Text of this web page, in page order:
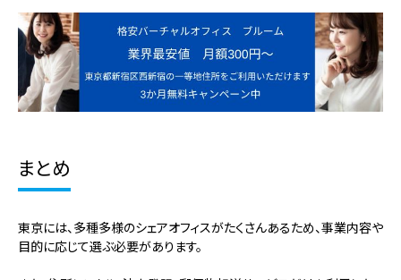
まとめ
東京には、多種多様のシェアオフィスがたくさんあるため、事業内容や
目的に応じて選ぶ必要があります。